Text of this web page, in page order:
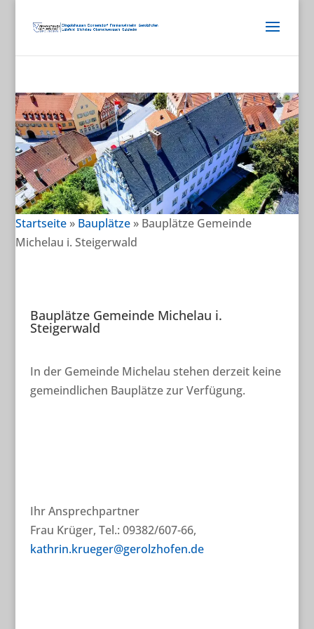
Startseite » Bauplätze » Bauplätze Gemeinde
Michelau i. Steigerwald
Bauplätze Gemeinde Michelau i.
Steigerwald
In der Gemeinde Michelau stehen derzeit keine
gemeindlichen Bauplätze zur Verfügung.
Ihr Ansprechpartner
Frau Krüger, Tel.: 09382/607-66,
kathrin.krueger@gerolzhofen.de